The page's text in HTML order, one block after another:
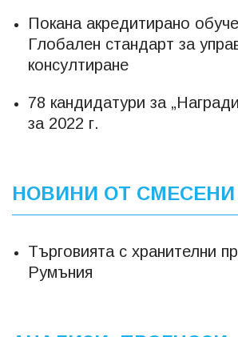
Покана акредитирано
Глобален стандарт за
консултиране
78 кандидатури за
за 2022 г.
НОВИНИ ОТ
Търговията с хранителни
Румъния